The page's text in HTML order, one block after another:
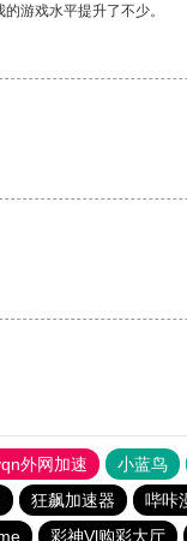
游戏水平提升了不少。
外网加速 小蓝鸟
狂飙加速器 哔咔
彩神Vl购彩大厅